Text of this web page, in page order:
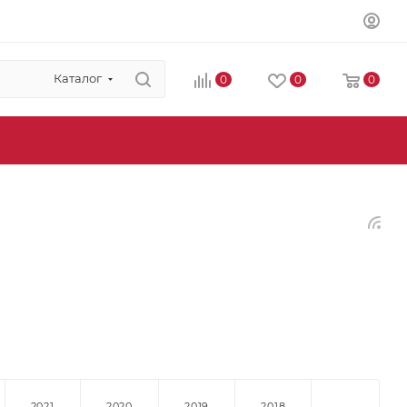
Каталог 0 0 0